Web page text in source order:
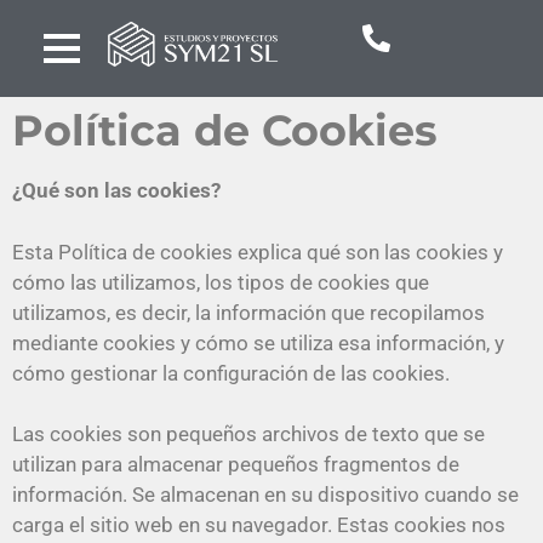
Política de Cookies
¿Qué son las cookies?
Esta Política de cookies explica qué son las cookies y
cómo las utilizamos, los tipos de cookies que
utilizamos, es decir, la información que recopilamos
mediante cookies y cómo se utiliza esa información, y
cómo gestionar la configuración de las cookies.
Las cookies son pequeños archivos de texto que se
utilizan para almacenar pequeños fragmentos de
información. Se almacenan en su dispositivo cuando se
carga el sitio web en su navegador. Estas cookies nos